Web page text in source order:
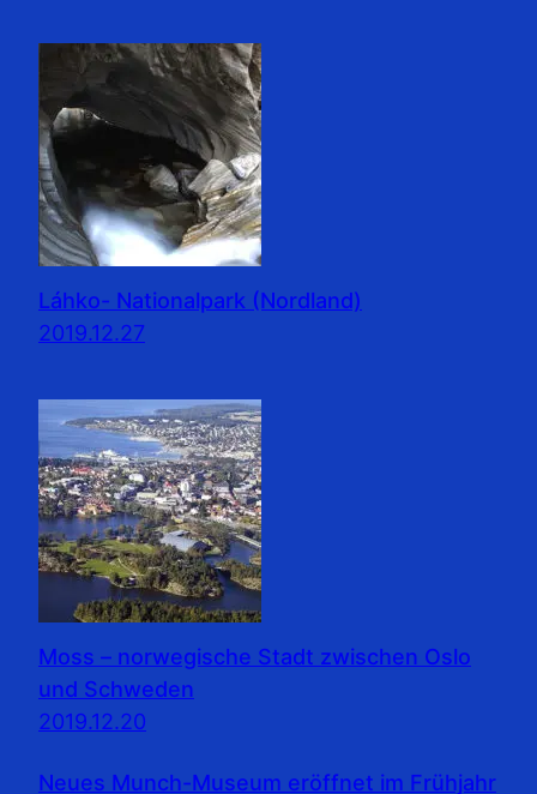
Láhko- Nationalpark (Nordland)
2019.12.27
Moss – norwegische Stadt zwischen Oslo
und Schweden
2019.12.20
Neues Munch-Museum eröffnet im Frühjahr